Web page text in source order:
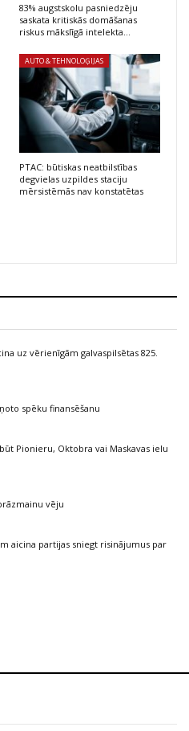
83% augstskolu pasniedzēju
saskata kritiskās domāšanas
riskus mākslīgā intelekta…
AUTO & TEHNOLOĢIJAS
PTAC: būtiskas neatbilstības
degvielas uzpildes staciju
mērsistēmās nav konstatētas
uz vērienīgām galvaspilsētas 825.
spēku finansēšanu
Pionieru, Oktobra vai Maskavas ielu
vēju
aicina partijas sniegt risinājumus par